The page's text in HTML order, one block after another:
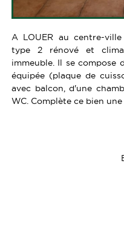
A LOUER au centre-
type 2 rénové et
immeuble. Il se compose
équipée (plaque de
avec balcon, d'une
WC. Complète ce bien une